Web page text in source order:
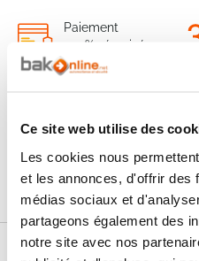
Ce site web utilise des
Les cookies nous
et les annonces, d'offrir des
médias sociaux et
partageons également des
notre site avec nos
Paiement
100% sécurisé
Garanties